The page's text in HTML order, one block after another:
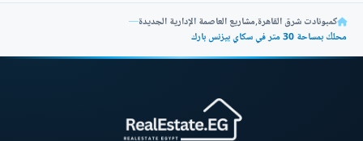
كمبونادت شرق القاهرة,مشاريع العاصمة الإدارية الجديدة—
محلك بمساحة 30 متر في سكاي بيزنس بارك